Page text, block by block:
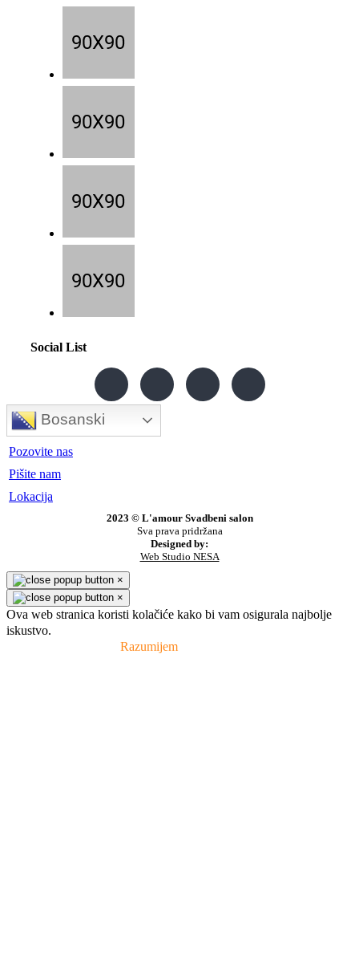
Social List
Bosanski
Pozovite nas
Pišite nam
Lokacija
2023 © L'amour Svadbeni salon
Sva prava pridržana
Designed by:
Web Studio NESA
×
×
Ova web stranica koristi kolačiće kako bi vam osigurala najbolje
iskustvo.
Razumijem